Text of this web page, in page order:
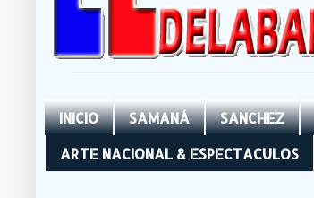
INICIO SAMANÁ SANCHEZ
ARTE NACIONAL & ESPECTACULOS